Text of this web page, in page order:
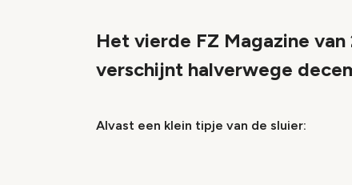
Het vierde FZ Magazine
verschijnt halverwege
Alvast een klein tipje van de sluier: